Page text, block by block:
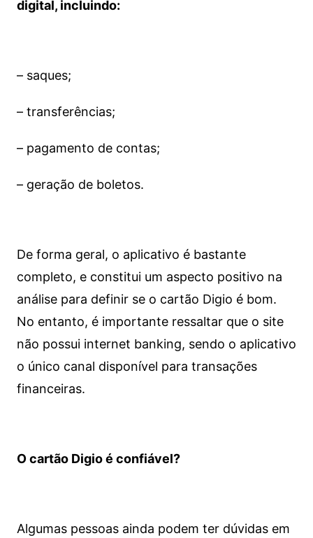
digital, incluindo:
– saques;
– transferências;
– pagamento de contas;
– geração de boletos.
De forma geral, o aplicativo é bastante
completo, e constitui um aspecto positivo na
análise para definir se o cartão Digio é bom.
No entanto, é importante ressaltar que o site
não possui internet banking, sendo o aplicativo
o único canal disponível para transações
financeiras.
O cartão Digio é confiável?
Algumas pessoas ainda podem ter dúvidas em